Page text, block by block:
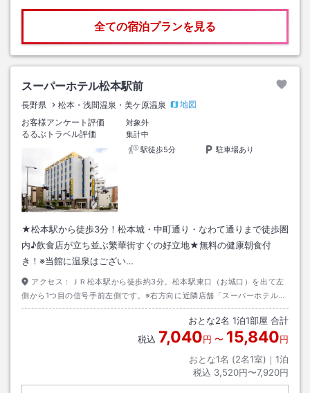
全ての宿泊プランを見る
スーパーホテル松本駅前
長野県 松本・浅間温泉・美ケ原温泉
地図
お客様アンケート評価
対象外
るるぶトラベル評価
集計中
駅徒歩5分
駐車場あり
★松本駅から徒歩3分！松本城・中町通り・なわて通りまで徒歩圏
内♪飲食店が立ち並ぶ繁華街すぐの好立地★無料の健康朝食付
き！※当館に温泉はござい…
アクセス：
ＪＲ松本駅から徒歩約3分。松本駅東口（お城口）を出て左
側から1つ目の信号手前左側です。※右方向に近隣店舗「スーパーホテル松
本・お城口（旧：スーパーホテル松本天然温泉）」がありますのでご注意
おとな2名 1泊1部屋 合計
税込 7,040円 〜 15,840円
おとな1名 (2名1室)｜ 1泊
税込 3,520円〜7,920円